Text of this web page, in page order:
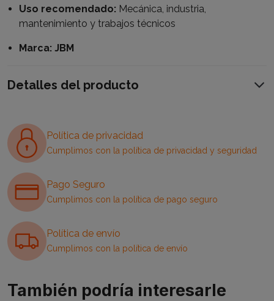
Uso recomendado: Mecánica, industria,
mantenimiento y trabajos técnicos
Marca: JBM
Detalles del producto
Política de privacidad
Cumplimos con la política de privacidad y seguridad
Pago Seguro
Cumplimos con la política de pago seguro
Política de envío
Cumplimos con la política de envío
También podría interesarle